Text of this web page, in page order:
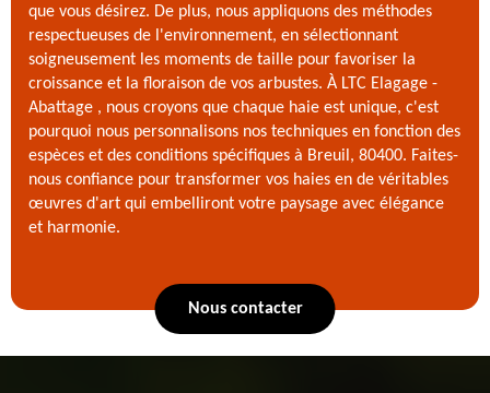
que vous désirez. De plus, nous appliquons des méthodes
respectueuses de l'environnement, en sélectionnant
soigneusement les moments de taille pour favoriser la
croissance et la floraison de vos arbustes. À LTC Elagage -
Abattage , nous croyons que chaque haie est unique, c'est
pourquoi nous personnalisons nos techniques en fonction des
espèces et des conditions spécifiques à Breuil, 80400. Faites-
nous confiance pour transformer vos haies en de véritables
œuvres d'art qui embelliront votre paysage avec élégance
et harmonie.
Nous contacter